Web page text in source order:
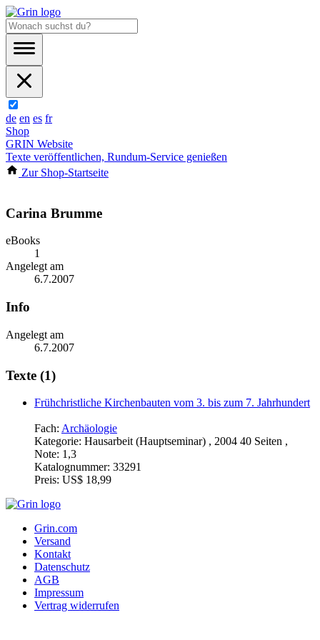
de en es fr
Shop
GRIN Website
Texte veröffentlichen, Rundum-Service genießen
Zur Shop-Startseite
Carina Brumme
eBooks
1
Angelegt am
6.7.2007
Info
Angelegt am
6.7.2007
Texte (1)
Frühchristliche Kirchenbauten vom 3. bis zum 7. Jahrhundert
Fach: Archäologie
Kategorie: Hausarbeit (Hauptseminar) , 2004 40 Seiten ,
Note: 1,3
Katalognummer: 33291
Preis: US$ 18,99
Grin.com
Versand
Kontakt
Datenschutz
AGB
Impressum
Vertrag widerrufen